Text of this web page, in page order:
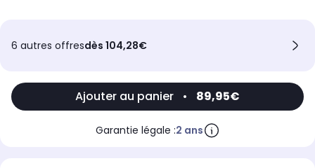
6 autres offresdès 104,28€
Ajouter au panier • 89,95€
Garantie légale :2 ans